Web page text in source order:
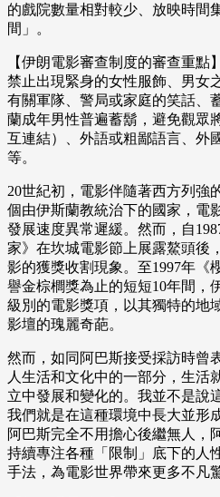
的戲院數量相對較少、放映時間
間」。
【伊朗電影審查制度的審查重點】
禁止出現緊身的女性服飾、男女
有關軍隊、警局或家庭的笑話、
蘭成年男性普遍蓄鬍，避免觀眾
互連結）、外語或粗鄙語言、外
等。
20世紀初，電影伴隨著西方列強
個由伊斯蘭教統治下的國家，電
發展速度異常遲緩。然而，自
家》在坎城電影節上展露鰲頭後
影的獲獎收割現象。至1997年《
譽金棕櫚獎為止的短短10年間，
級別的電影獎項，以其獨特的地
影壇的瑰麗奇葩。
然而，如同阿巴斯接受採訪時曾
人生活和文化中的一部分，生活
立中發展和變化的。我並不是說
我們就是在這種環境中長大並形
阿巴斯完全不用擔心後繼無人，
持續專注各種「限制」底下的人
手法，為電影世界帶來更多不凡